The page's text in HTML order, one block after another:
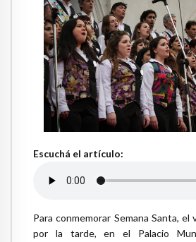
Escuchá el artículo:
Para conmemorar Semana Santa, el
por la tarde, en el Palacio